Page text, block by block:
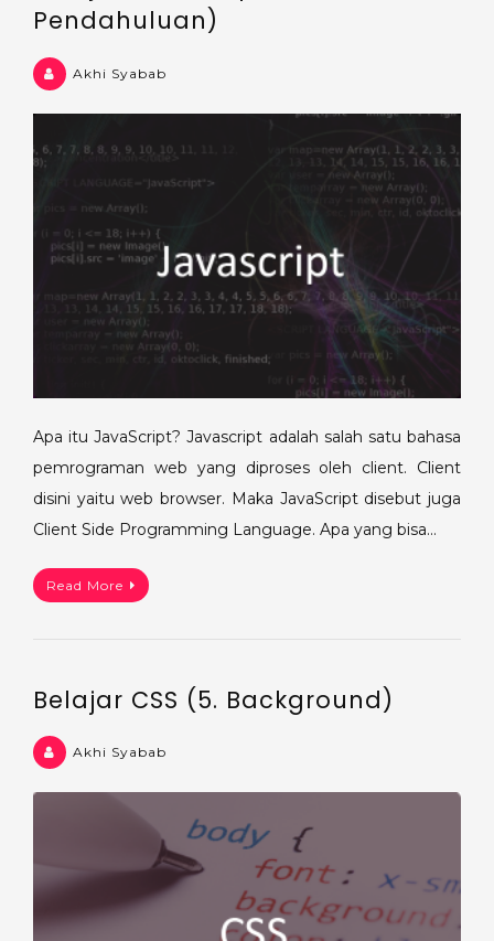
Pendahuluan)
Akhi Syabab
Apa itu JavaScript? Javascript adalah salah satu bahasa
pemrograman web yang diproses oleh client. Client
disini yaitu web browser. Maka JavaScript disebut juga
Client Side Programming Language. Apa yang bisa…
Read More
Belajar CSS (5. Background)
Akhi Syabab